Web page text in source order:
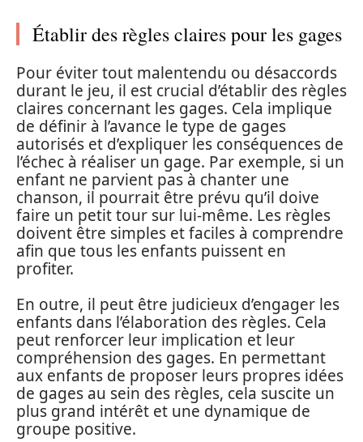
Établir des règles claires pour les gages
Pour éviter tout malentendu ou désaccords
durant le jeu, il est crucial d’établir des règles
claires concernant les gages. Cela implique
de définir à l’avance le type de gages
autorisés et d’expliquer les conséquences de
l’échec à réaliser un gage. Par exemple, si un
enfant ne parvient pas à chanter une
chanson, il pourrait être prévu qu’il doive
faire un petit tour sur lui-même. Les règles
doivent être simples et faciles à comprendre
afin que tous les enfants puissent en
profiter.
En outre, il peut être judicieux d’engager les
enfants dans l’élaboration des règles. Cela
peut renforcer leur implication et leur
compréhension des gages. En permettant
aux enfants de proposer leurs propres idées
de gages au sein des règles, cela suscite un
plus grand intérêt et une dynamique de
groupe positive.